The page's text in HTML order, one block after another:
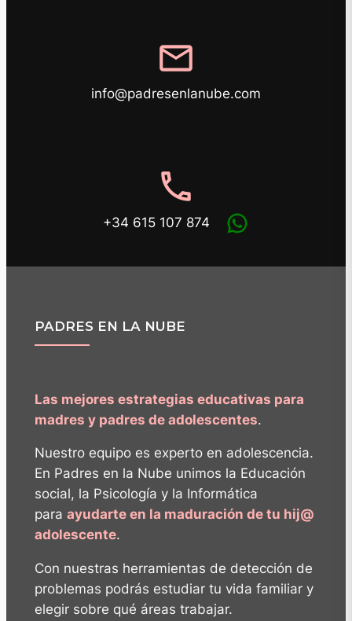
mail
info@padresenlanube.com
phone
+34 615 107 874
PADRES EN LA NUBE
Las mejores estrategias educativas para
madres y padres de adolescentes.
Nuestro equipo es experto en adolescencia.
En Padres en la Nube unimos la Educación
social, la Psicología y la Informática
para ayudarte en la maduración de tu hij@
adolescente.
Con nuestras herramientas de detección de
problemas podrás estudiar tu vida familiar y
elegir sobre qué áreas trabajar.